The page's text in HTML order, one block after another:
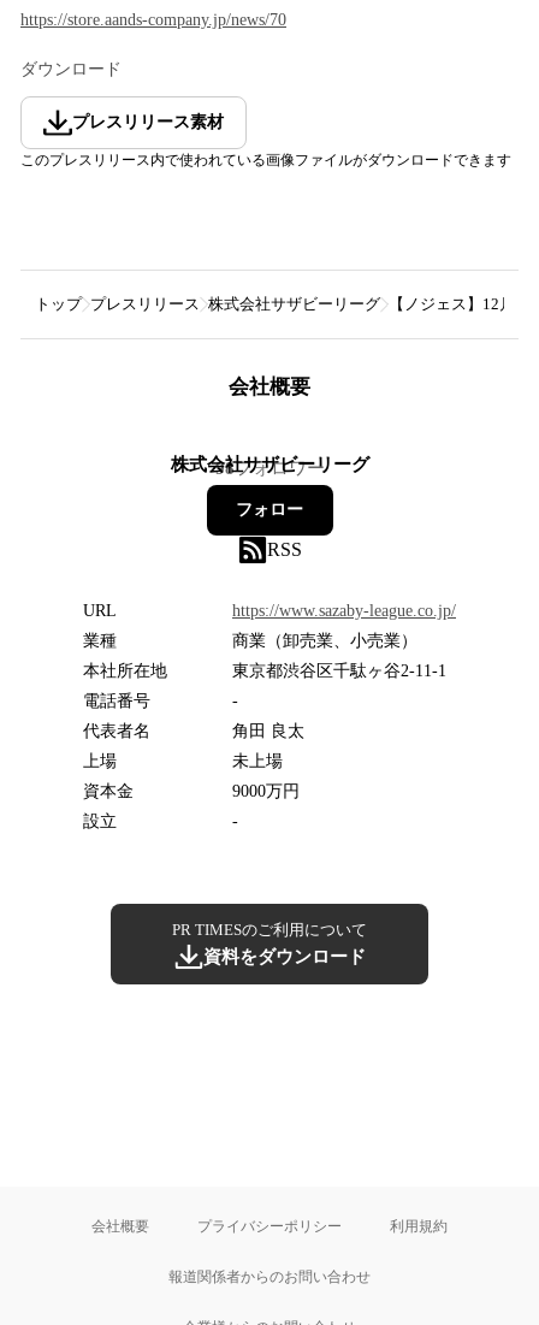
https://store.aands-company.jp/news/70
ダウンロード
プレスリリース素材
このプレスリリース内で使われている画像ファイルがダウンロードできます
トップ プレスリリース 株式会社サザビーリーグ 【ノジェス】12月
会社概要
株式会社サザビーリーグ
98フォロワー
フォロー
RSS
URL
https://www.sazaby-league.co.jp/
業種
商業（卸売業、小売業）
本社所在地
東京都渋谷区千駄ヶ谷2-11-1
電話番号
-
代表者名
角田 良太
上場
未上場
資本金
9000万円
設立
-
PR TIMESのご利用について
資料をダウンロード
会社概要 プライバシーポリシー 利用規約
報道関係者からのお問い合わせ